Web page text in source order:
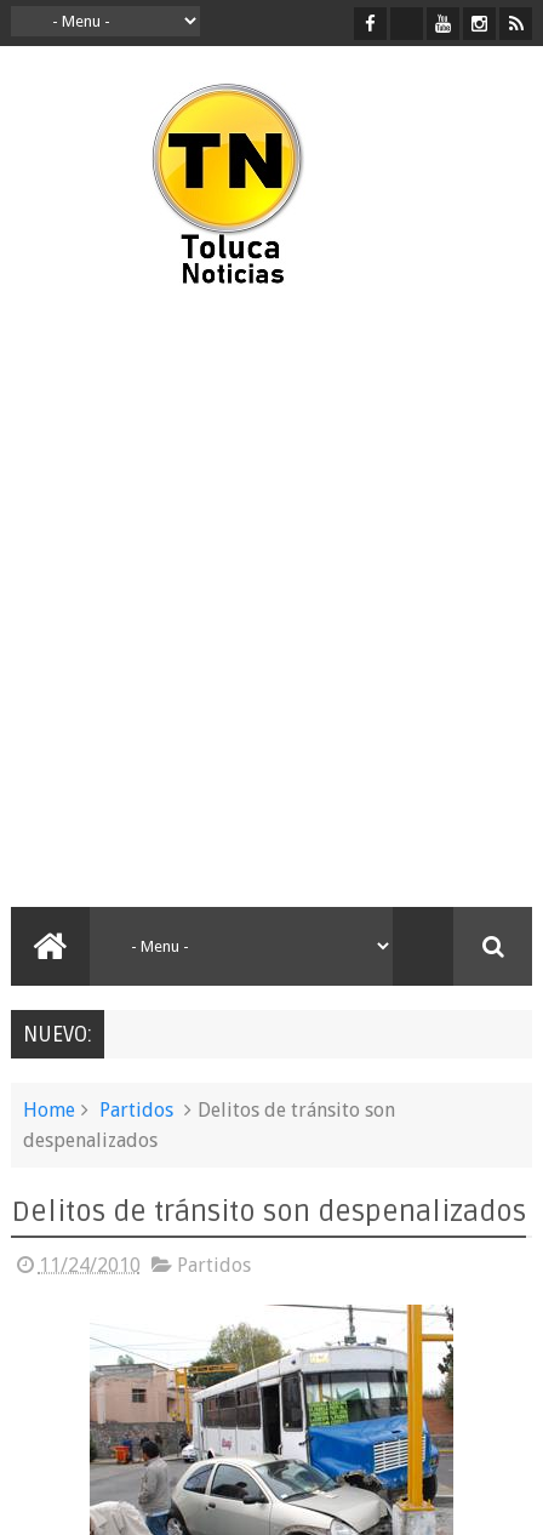
NUEVO:
Home Partidos
Delitos de tránsito son
despenalizados
Delitos de tránsito son despenalizados
11/24/2010 Partidos